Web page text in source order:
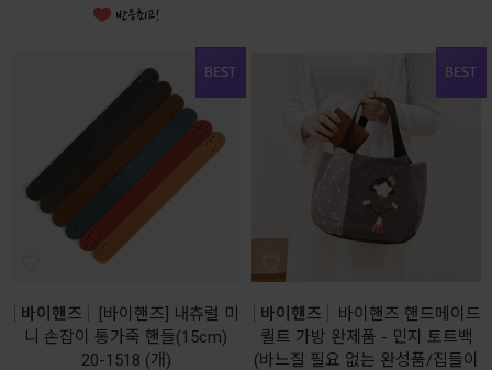
바이핸즈
[바이핸즈] 내츄럴 미
니 손잡이 통가죽 핸들(15cm)
20-1518 (개)
바이핸즈
바이핸즈 핸드메이드
퀼트 가방 완제품 - 민지 토트백
(바느질 필요 없는 완성품/집들이